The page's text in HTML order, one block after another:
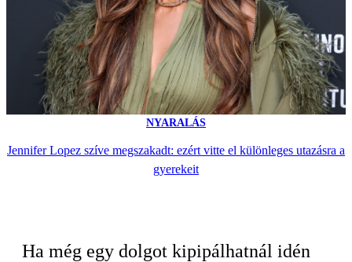
NYARALÁS
Jennifer Lopez szíve megszakadt: ezért vitte el különleges utazásra a
gyerekeit
Ha még egy dolgot kipipálhatnál idén